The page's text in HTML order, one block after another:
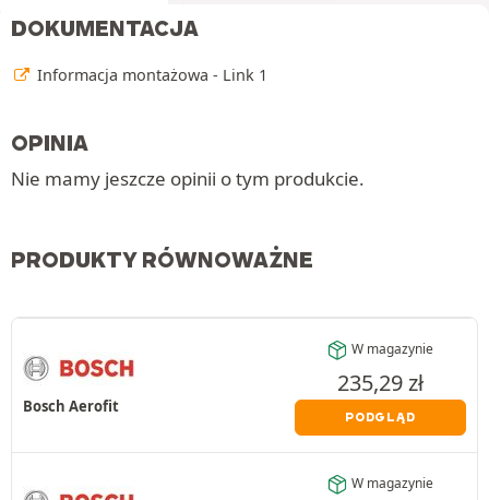
DOKUMENTACJA
Informacja montażowa - Link 1
OPINIA
Nie mamy jeszcze opinii o tym produkcie.
PRODUKTY RÓWNOWAŻNE
Bosch Aerofit
W magazynie
235,29zł
PODGLĄD
W magazynie